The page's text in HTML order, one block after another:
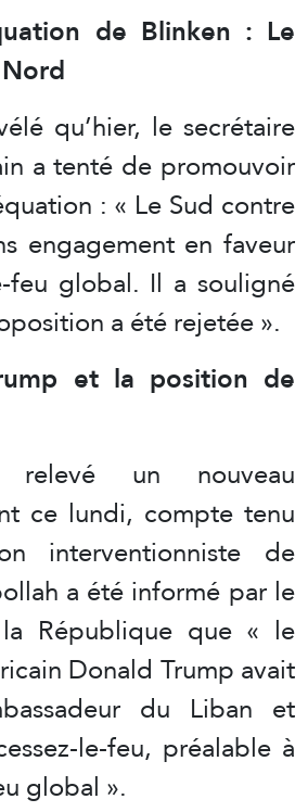
de Blinken : Le
qu’hier, le secrétaire
a tenté de promouvoir
: « Le Sud contre
engagement en faveur
feu global. Il a souligné
a été rejetée ».
et la position de
relevé un nouveau
ce lundi, compte tenu
interventionniste de
a été informé par le
République que « le
Donald Trump avait
du Liban et
le-feu, préalable à
global ».